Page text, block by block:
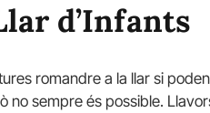
d’Infants
romandre a la llar si
no sempre és possible.